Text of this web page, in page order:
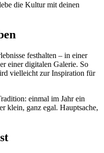
die Kultur mit deinen
festhalten – in einer
einer digitalen Galerie. So
vielleicht zur Inspiration für
einmal im Jahr ein
klein, ganz egal. Hauptsache,